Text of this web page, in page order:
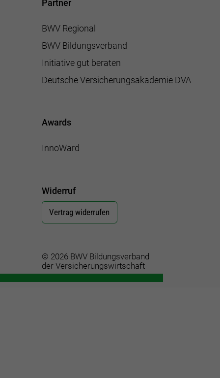
Partner
BWV Regional
BWV Bildungsverband
Initiative gut beraten
Deutsche Versicherungsakademie DVA
Awards
InnoWard
Widerruf
Vertrag widerrufen
© 2026 BWV Bildungsverband
der Versicherungswirtschaft